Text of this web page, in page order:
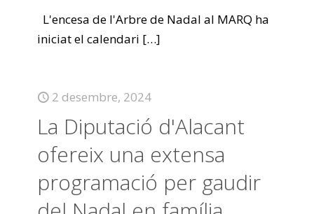
L'encesa de l'Arbre de Nadal al MARQ ha
iniciat el calendari […]
2 desembre, 2024
La Diputació d'Alacant
ofereix una extensa
programació per gaudir